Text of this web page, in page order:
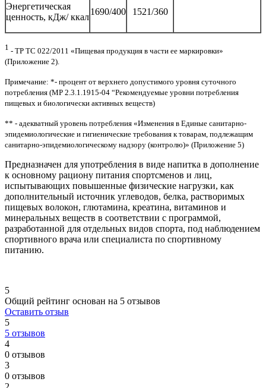
Энергетическая
ценность, кДж/ ккал
1690/400 1521/360
1 - ТР ТС 022/2011 «Пищевая продукция в части ее маркировки»
(Приложение 2).
Примечание: *- процент от верхнего допустимого уровня суточного
потребления (МР 2.3.1.1915-04 “Рекомендуемые уровни потребления
пищевых и биологически активных веществ)
** - адекватный уровень потребления «Изменения в Единые санитарно-
эпидемиологические и гигиенические требования к товарам, подлежащим
санитарно-эпидемиологическому надзору (контролю)» (Приложение 5)
Предназначен для употребления в виде напитка в дополнение
к основному рациону питания спортсменов и лиц,
испытывающих повышенные физические нагрузки, как
дополнительный источник углеводов, белка, растворимых
пищевых волокон, глютамина, креатина, витаминов и
минеральных веществ в соответствии с программой,
разработанной для отдельных видов спорта, под наблюдением
спортивного врача или специалиста по спортивному
питанию.
5
Общий рейтинг основан на 5 отзывов
Оставить отзыв
5
5 отзывов
4
0 отзывов
3
0 отзывов